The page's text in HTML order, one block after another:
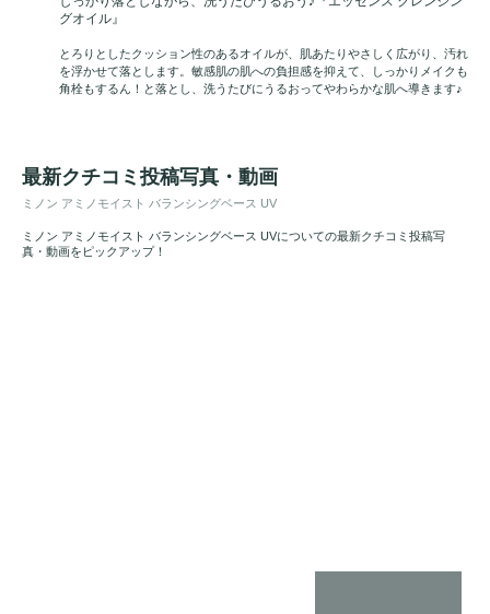
グオイル』
とろりとしたクッション性のあるオイルが、肌あたりやさしく広がり、汚れ
を浮かせて落とします。敏感肌の肌への負担感を抑えて、しっかりメイクも
角栓もするん！と落とし、洗うたびにうるおってやわらかな肌へ導きます♪
最新クチコミ投稿写真・動画
ミノン アミノモイスト バランシングベース UV
ミノン アミノモイスト バランシングベース UVについての最新クチコミ投稿写
真・動画をピックアップ！